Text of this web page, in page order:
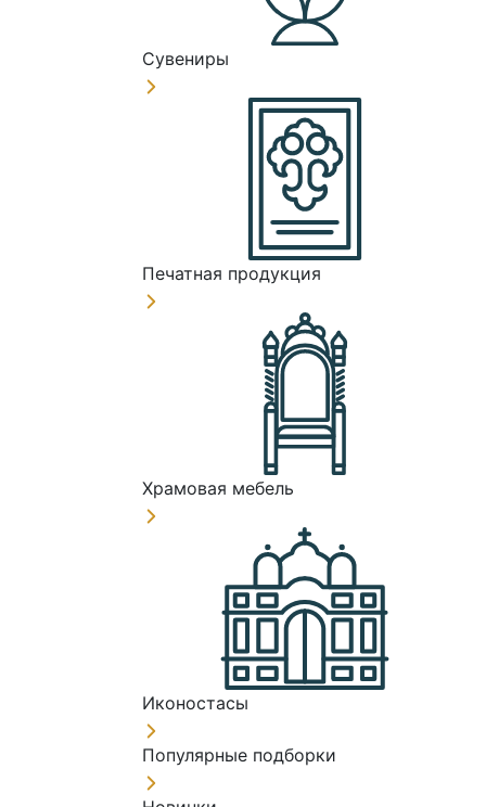
Сувениры
Печатная продукция
Храмовая мебель
Иконостасы
Популярные подборки